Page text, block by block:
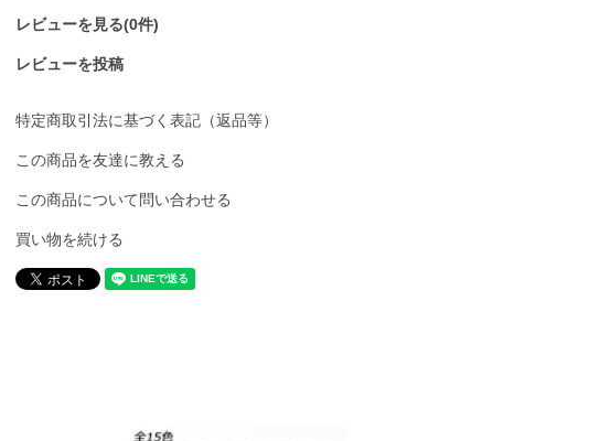
レビューを見る(0件)
レビューを投稿
特定商取引法に基づく表記（返品等）
この商品を友達に教える
この商品について問い合わせる
買い物を続ける